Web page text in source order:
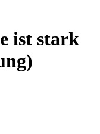
ist stark